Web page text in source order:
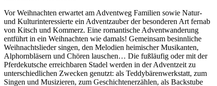
Vor Weihnachten erwartet am Adventweg Familien sowie Natur-
und Kulturinteressierte ein Adventzauber der besonderen Art fernab
von Kitsch und Kommerz. Eine romantische Adventwanderung
entführt in ein Weihnachten wie damals! Gemeinsam besinnliche
Weihnachtslieder singen, den Melodien heimischer Musikanten,
Alphornbläsern und Chören lauschen… Die fußläufig oder mit der
Pferdekutsche erreichbaren Stadel werden in der Adventzeit zu
unterschiedlichen Zwecken genutzt: als Teddybärenwerkstatt, zum
Singen und Musizieren, zum Geschichtenerzählen, als Backstube